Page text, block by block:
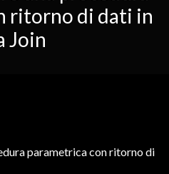
ritorno di dati in
Join